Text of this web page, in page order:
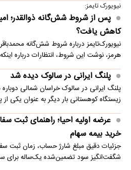
نیویورک تایمز:
پس از شروط شش‌گانه ذوالقدر؛
کاهش یافت؟
نیویورک‌تایمز درباره شروط شش‌گانه
هرمز، نوشت این شروط، انتظارات درباره
پلنگ ایرانی در سالوک دیده شد
پلنگ ایرانی در سالوک خراسان شمالی
زیستگاه کوهستانی بار دیگر به عنوان یکی از
عرضه اولیه احیا؛ راهنمای ثبت
خرید بیمه سهام
جزئیات دقیق مبلغ شارژ حساب، زمان ثبت
شگفت‌انگیز سود تضمین‌شده یک‌ساله برای